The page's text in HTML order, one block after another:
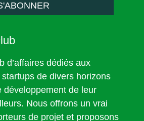
d’affaires dédiés aux
de divers horizons
développement de leur
Nous offrons un vrai
de projet et proposons